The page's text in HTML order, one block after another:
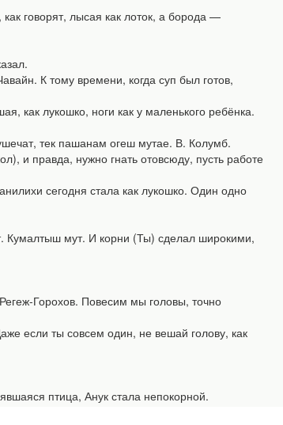
говорят, лысая как лоток, а борода —
К тому времени, когда суп был готов,
как лукошко, ноги как у маленького ребёнка.
тек пашанам огеш мутае. В. Колумб.
и правда, нужно гнать отовсюду, пусть работе
сегодня стала как лукошко. Один одно
мут. И корни (Ты) сделал широкими,
Горохов. Повесим мы головы, точно
если ты совсем один, не вешай голову, как
птица, Анук стала непокорной.